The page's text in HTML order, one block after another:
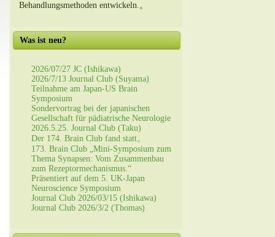
Behandlungsmethoden entwickeln.。
Was ist neu?
2026/07/27 JC (Ishikawa)
2026/7/13 Journal Club (Suyama)
Teilnahme am Japan-US Brain
Symposium
Sondervortrag bei der japanischen
Gesellschaft für pädiatrische Neurologie
2026.5.25. Journal Club (Taku)
Der 174. Brain Club fand statt。
173. Brain Club „Mini-Symposium zum
Thema Synapsen: Vom Zusammenbau
zum Rezeptormechanismus.“
Präsentiert auf dem 5. UK-Japan
Neuroscience Symposium
Journal Club 2026/03/15 (Ishikawa)
Journal Club 2026/3/2 (Thomas)